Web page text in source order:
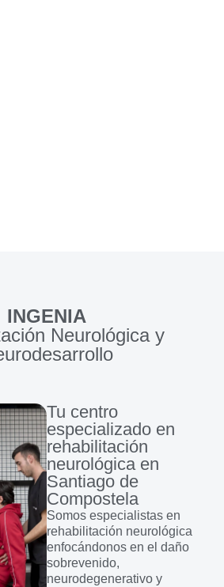
INGENIA
Neurológica y
Tu centro
especializado en
rehabilitación
neurológica en
Santiago de
Compostela
Somos especialistas en
rehabilitación neurológica
enfocándonos en el daño
sobrevenido,
neurodegenerativo y